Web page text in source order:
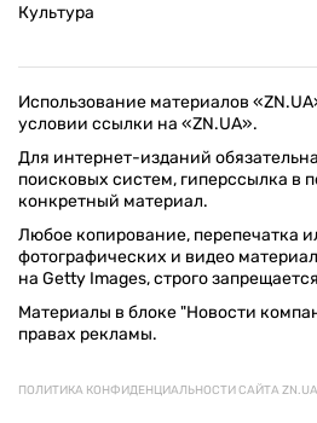
Культура
Использование материалов
условии ссылки на «ZN.UA».
Для интернет-изданий
поисковых систем, гиперссылка в
конкретный материал.
Любое копирование, перепечатка
фотографических и видео
на Getty Images, строго
Материалы в блоке "Новости
правах рекламы.
ПОЛИТИКА КОНФИДЕНЦИАЛЬНОСТИ САЙТА ZN.UA
© 1994–2026 «ЗЕРКАЛО НЕДЕЛИ. УКРАИНА».